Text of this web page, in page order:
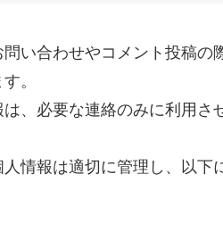
い合わせやコメント投稿
。
、必要な連絡のみに利用
人情報は適切に管理し、以